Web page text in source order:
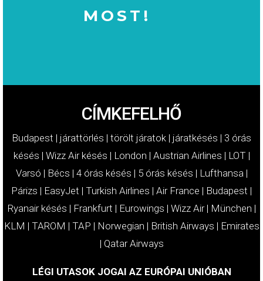
MOST!
CÍMKEFELHŐ
Budapest | járattörlés | törölt járatok | járatkésés | 3 órás
késés | Wizz Air késés | London | Austrian Airlines | LOT|
Varsó | Bécs | 4 órás késés | 5 órás késés | Lufthansa |
Párizs | EasyJet | Turkish Airlines | Air France | Budapest |
Ryanair késés | Frankfurt | Eurowings | Wizz Air| München |
KLM | TAROM | TAP | Norwegian | British Airways | Emirates
| Qatar Airways
LÉGI UTASOK JOGAI AZ EURÓPAI UNIÓBAN